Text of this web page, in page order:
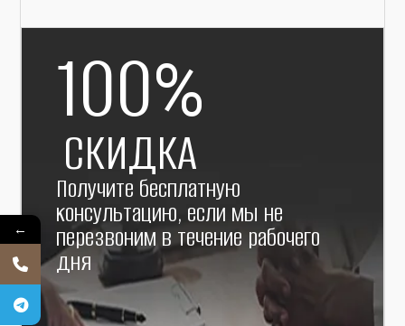
100%
СКИДКА
Получите бесплатную
консультацию, если мы не
перезвоним в течение рабочего
дня
←